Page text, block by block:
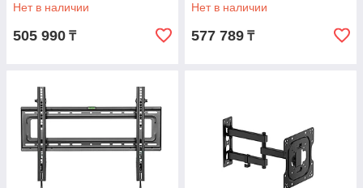
Нет в наличии
505 990 ₸
Нет в наличии
577 789 ₸